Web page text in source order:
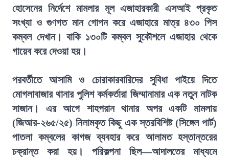
হোসেনের নির্দেশে মামলার মূল এজাহারকারী এসআই প্রকৃত
সংখ্যা ও গুণগত মান গোপন করে এজাহারে মাত্র ৪৩০ পিস
কম্বল দেখান। বাকি ১৩০টি কম্বল সুকৌশলে এজাহার থেকে
গায়েব করে দেওয়া হয়।
পরবর্তীতে আসামি ও চোরাকারবারিদের সুবিধা পাইয়ে দিতে
মোগলাবাজার থানার পুলিশ কর্মকর্তারা জিম্মানামার এক নতুন নাটক
সাজান। এর আগে শাহপরান থানার অপর একটি মামলায়
(জিআর-২৬৫/২৫) নিলামকৃত কিছু এক স্তরবিশিষ্ট (সিঙ্গেল পার্ট)
পাতলা কম্বলের কাগজ ব্যবহার করে আলামত হস্তান্তরের
চক্রান্ত করা হয়। পরিকল্পনা ছিল—আদালতের মাধ্যমে